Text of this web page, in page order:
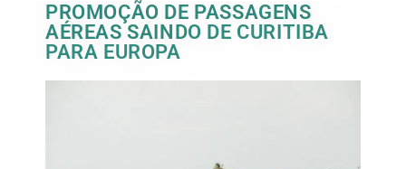
PROMOÇÃO DE PASSAGENS
AÉREAS SAINDO DE CURITIBA
PARA EUROPA